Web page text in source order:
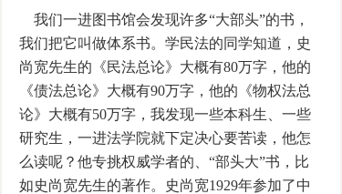
我们一进图书馆会发现许多“大部头”的书，
我们把它叫做体系书。学民法的同学知道，史
尚宽先生的《民法总论》大概有80万字，他的
《债法总论》大概有90万字，他的《物权法总
论》大概有50万字，我发现一些本科生、一些
研究生，一进法学院就下定决心要苦读，他怎
么读呢？他专挑权威学者的、“部头大”书，比
如史尚宽先生的著作。史尚宽1929年参加了中